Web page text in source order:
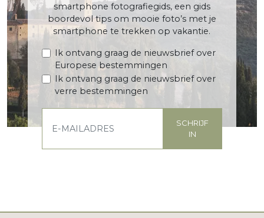
smartphone fotografiegids, een gids
boordevol tips om mooie foto’s met je
smartphone te trekken op vakantie.
Ik ontvang graag de nieuwsbrief over
Europese bestemmingen
Ik ontvang graag de nieuwsbrief over
verre bestemmingen
SCHRIJF
IN